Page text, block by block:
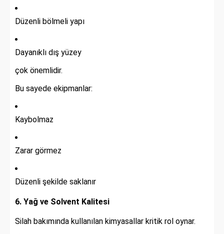
Düzenli bölmeli yapı
Dayanıklı dış yüzey
çok önemlidir.
Bu sayede ekipmanlar:
Kaybolmaz
Zarar görmez
Düzenli şekilde saklanır
6. Yağ ve Solvent Kalitesi
Silah bakımında kullanılan kimyasallar kritik rol oynar.